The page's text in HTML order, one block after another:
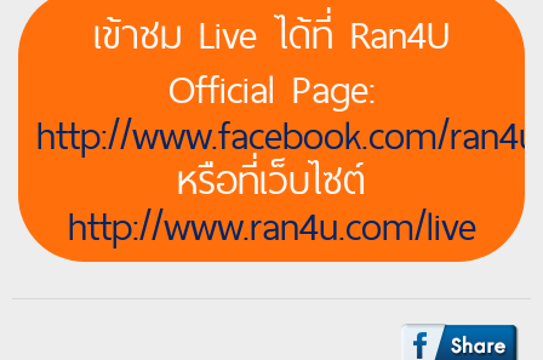
เข้าชม Live ได้ที่ Ran4U
Official Page:
http://www.facebook.com/
หรือที่เว็บไซต์
http://www.ran4u.com/live